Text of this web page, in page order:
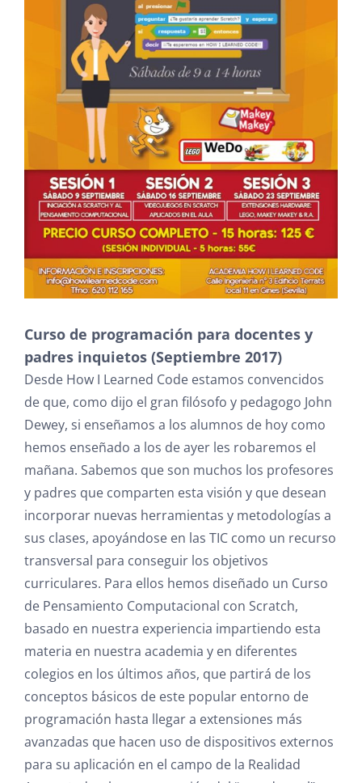
Curso de programación para docentes y
padres inquietos (Septiembre 2017)
Desde How I Learned Code estamos convencidos
de que, como dijo el gran filósofo y pedagogo John
Dewey, si enseñamos a los alumnos de hoy como
hemos enseñado a los de ayer les robaremos el
mañana. Sabemos que son muchos los profesores
y padres que comparten esta visión y que desean
incorporar nuevas herramientas y metodologías a
sus clases, apoyándose en las TIC como un recurso
transversal para conseguir los objetivos
curriculares. Para ellos hemos diseñado un Curso
de Pensamiento Computacional con Scratch,
basado en nuestra experiencia impartiendo esta
materia en nuestra academia y en diferentes
colegios en los últimos años, que partirá de los
conceptos básicos de este popular entorno de
programación hasta llegar a extensiones más
avanzadas que hacen uso de dispositivos externos
para su aplicación en el campo de la Realidad